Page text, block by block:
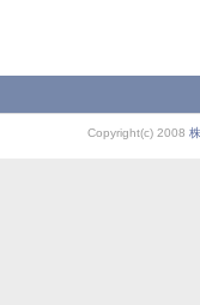
Copyright(c) 2008